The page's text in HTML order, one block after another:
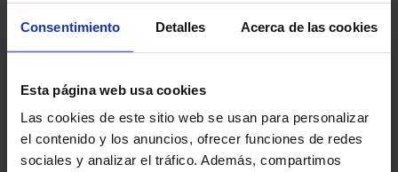
Consentimiento Detalles Acerca de las cookies
Esta página web usa cookies
Las cookies de este sitio web se usan para personalizar
el contenido y los anuncios, ofrecer funciones de redes
sociales y analizar el tráfico. Además, compartimos